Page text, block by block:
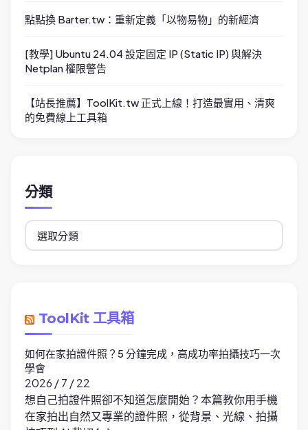
點點換 Barter.tw：重新定義「以物易物」的新經濟
[教學] Ubuntu 24.04 設定固定 IP (Static IP) 與解決
Netplan 權限警告
【站長推薦】ToolKit.tw 正式上線！打造最實用、清爽
的免費線上工具箱
分類
分
類
ToolKit 工具箱
如何在家拍證件照？5 分鐘完成，高成功率拍攝技巧一次
學會
2026 / 7 / 22
想自己拍證件照卻不知道怎麼開始？本篇教你用手機
在家拍出自然又專業的證件照，從背景、光線、拍攝